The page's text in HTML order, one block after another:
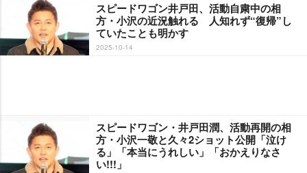
スピードワゴン井戸田、活動自粛中の相
方・小沢の近況触れる 人知れず“復帰”し
ていたことも明かす
2025-10-14
スピードワゴン・井戸田潤、活動再開の相
方・小沢一敬と久々2ショット公開「泣け
る」「本当にうれしい」「おかえりなさ
い!!!」